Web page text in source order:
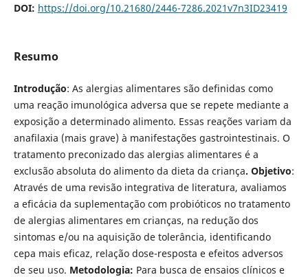
DOI: https://doi.org/10.21680/2446-7286.2021v7n3ID23419
Resumo
Introdução: As alergias alimentares são definidas como
uma reação imunológica adversa que se repete mediante a
exposição a determinado alimento. Essas reações variam da
anafilaxia (mais grave) à manifestações gastrointestinais. O
tratamento preconizado das alergias alimentares é a
exclusão absoluta do alimento da dieta da criança. Objetivo:
Através de uma revisão integrativa de literatura, avaliamos
a eficácia da suplementação com probióticos no tratamento
de alergias alimentares em crianças, na redução dos
sintomas e/ou na aquisição de tolerância, identificando
cepa mais eficaz, relação dose-resposta e efeitos adversos
de seu uso. Metodologia: Para busca de ensaios clínicos e